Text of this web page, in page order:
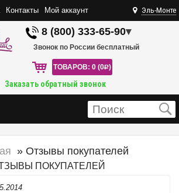
Контакты Мой аккаунт Эль-Монте
8 (800) 333-65-90▾
Звонок по России бесплатный
ТОВАРОВ: 0 (0R)
Заказать обратный звонок
» Отзывы покупателей
ПОКУПАТЕЛЕЙ